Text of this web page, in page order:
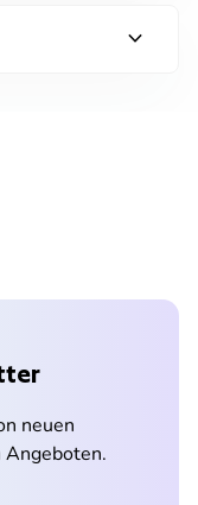
expand_more
neuen